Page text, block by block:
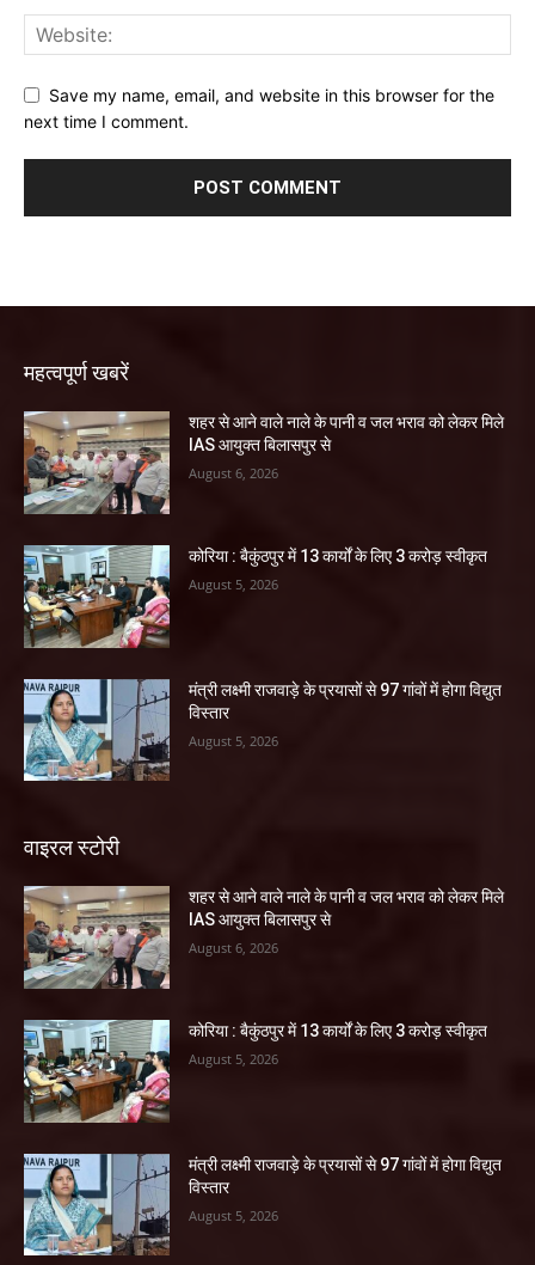
Save my name, email, and website in this browser for the
next time I comment.
महत्वपूर्ण खबरें
शहर से आने वाले नाले के पानी व जल भराव को लेकर मिले
IAS आयुक्त बिलासपुर से
August 6, 2026
कोरिया : बैकुंठपुर में 13 कार्यों के लिए 3 करोड़ स्वीकृत
August 5, 2026
मंत्री लक्ष्मी राजवाड़े के प्रयासों से 97 गांवों में होगा विद्युत
विस्तार
August 5, 2026
वाइरल स्टोरी
शहर से आने वाले नाले के पानी व जल भराव को लेकर मिले
IAS आयुक्त बिलासपुर से
August 6, 2026
कोरिया : बैकुंठपुर में 13 कार्यों के लिए 3 करोड़ स्वीकृत
August 5, 2026
मंत्री लक्ष्मी राजवाड़े के प्रयासों से 97 गांवों में होगा विद्युत
विस्तार
August 5, 2026